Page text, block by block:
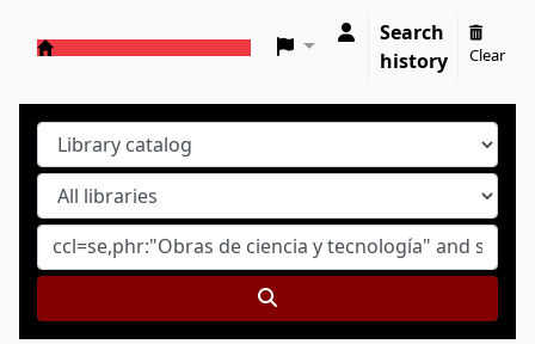
Search
history
Clear